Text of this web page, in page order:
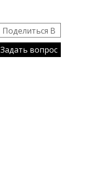
Поделиться B
Задать вопрос